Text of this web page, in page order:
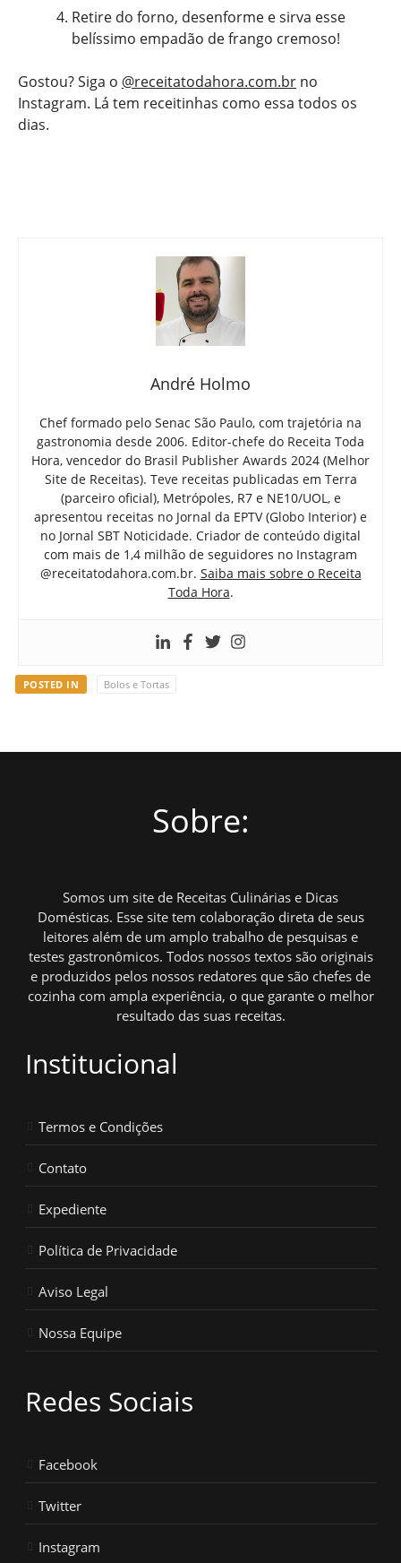
Retire do forno, desenforme e sirva esse
belíssimo empadão de frango cremoso!
Gostou? Siga o @receitatodahora.com.br no
Instagram. Lá tem receitinhas como essa todos os
dias.
André Holmo
Chef formado pelo Senac São Paulo, com trajetória na
gastronomia desde 2006. Editor-chefe do Receita Toda
Hora, vencedor do Brasil Publisher Awards 2024 (Melhor
Site de Receitas). Teve receitas publicadas em Terra
(parceiro oficial), Metrópoles, R7 e NE10/UOL, e
apresentou receitas no Jornal da EPTV (Globo Interior) e
no Jornal SBT Noticidade. Criador de conteúdo digital
com mais de 1,4 milhão de seguidores no Instagram
@receitatodahora.com.br. Saiba mais sobre o Receita
Toda Hora.
POSTED IN Bolos e Tortas
Sobre:
Somos um site de Receitas Culinárias e Dicas
Domésticas. Esse site tem colaboração direta de seus
leitores além de um amplo trabalho de pesquisas e
testes gastronômicos. Todos nossos textos são originais
e produzidos pelos nossos redatores que são chefes de
cozinha com ampla experiência, o que garante o melhor
resultado das suas receitas.
Institucional
Termos e Condições
Contato
Expediente
Política de Privacidade
Aviso Legal
Nossa Equipe
Redes Sociais
Facebook
Twitter
Instagram